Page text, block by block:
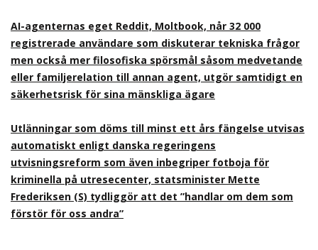
AI-agenternas eget Reddit, Moltbook, når 32 000
registrerade användare som diskuterar tekniska frågor
men också mer filosofiska spörsmål såsom medvetande
eller familjerelation till annan agent, utgör samtidigt en
säkerhetsrisk för sina mänskliga ägare
Utlänningar som döms till minst ett års fängelse utvisas
automatiskt enligt danska regeringens
utvisningsreform som även inbegriper fotboja för
kriminella på utresecenter, statsminister Mette
Frederiksen (S) tydliggör att det ”handlar om dem som
förstör för oss andra”